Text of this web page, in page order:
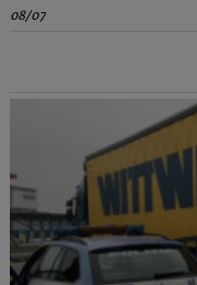
08/07